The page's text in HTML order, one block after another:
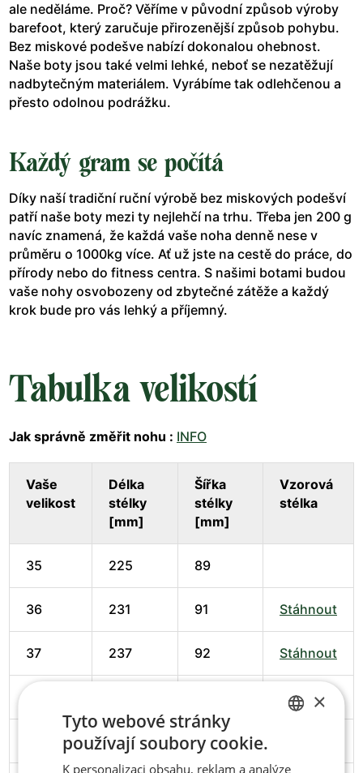
ale neděláme. Proč? Věříme v původní způsob výroby
barefoot, který zaručuje přirozenější způsob pohybu.
Bez miskové podešve nabízí dokonalou ohebnost.
Naše boty jsou také velmi lehké, neboť se nezatěžují
nadbytečným materiálem. Vyrábíme tak odlehčenou a
přesto odolnou podrážku.
Každý gram se počítá
Díky naší tradiční ruční výrobě bez miskových podešví
patří naše boty mezi ty nejlehčí na trhu. Třeba jen 200 g
navíc znamená, že každá vaše noha denně nese v
průměru o 1000kg více. Ať už jste na cestě do práce, do
přírody nebo do fitness centra. S našimi botami budou
vaše nohy osvobozeny od zbytečné zátěže a každý
krok bude pro vás lehký a příjemný.
Tabulka velikostí
Jak správně změřit nohu : INFO
Vaše
velikost
Délka
stélky
[mm]
Šířka
stélky
[mm]
Vzorová
stélka
35 225 89
36 231 91 Stáhnout
37 237 92 Stáhnout
Stáhnout
251 95
×
Tyto webové stránky
používají soubory cookie.
K personalizaci obsahu, reklam a analýze